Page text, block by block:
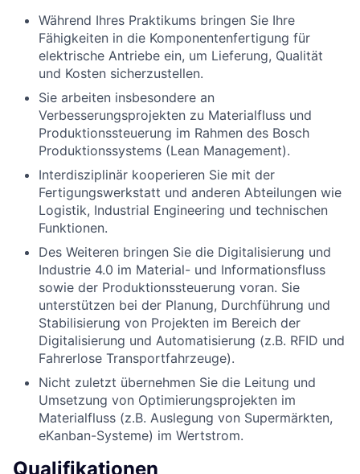
Während Ihres Praktikums bringen Sie Ihre
Fähigkeiten in die Komponentenfertigung für
elektrische Antriebe ein, um Lieferung, Qualität
und Kosten sicherzustellen.
Sie arbeiten insbesondere an
Verbesserungsprojekten zu Materialfluss und
Produktionssteuerung im Rahmen des Bosch
Produktionssystems (Lean Management).
Interdisziplinär kooperieren Sie mit der
Fertigungswerkstatt und anderen Abteilungen wie
Logistik, Industrial Engineering und technischen
Funktionen.
Des Weiteren bringen Sie die Digitalisierung und
Industrie 4.0 im Material- und Informationsfluss
sowie der Produktionssteuerung voran. Sie
unterstützen bei der Planung, Durchführung und
Stabilisierung von Projekten im Bereich der
Digitalisierung und Automatisierung (z.B. RFID und
Fahrerlose Transportfahrzeuge).
Nicht zuletzt übernehmen Sie die Leitung und
Umsetzung von Optimierungsprojekten im
Materialfluss (z.B. Auslegung von Supermärkten,
eKanban-Systeme) im Wertstrom.
Qualifikationen